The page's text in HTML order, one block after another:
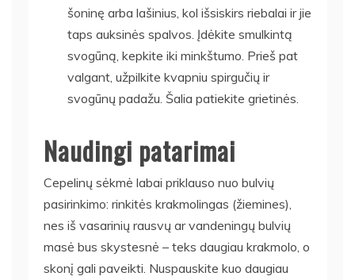
šoninę arba lašinius, kol išsiskirs riebalai ir jie
taps auksinės spalvos. Įdėkite smulkintą
svogūną, kepkite iki minkštumo. Prieš pat
valgant, užpilkite kvapniu spirgučių ir
svogūnų padažu. Šalia patiekite grietinės.
Naudingi patarimai
Cepelinų sėkmė labai priklauso nuo bulvių
pasirinkimo: rinkitės krakmolingas (žiemines),
nes iš vasarinių rausvų ar vandeningų bulvių
masė bus skystesnė – teks daugiau krakmolo, o
skonį gali paveikti. Nuspauskite kuo daugiau